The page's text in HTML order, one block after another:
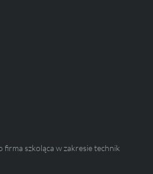
szkoląca w zakresie technik